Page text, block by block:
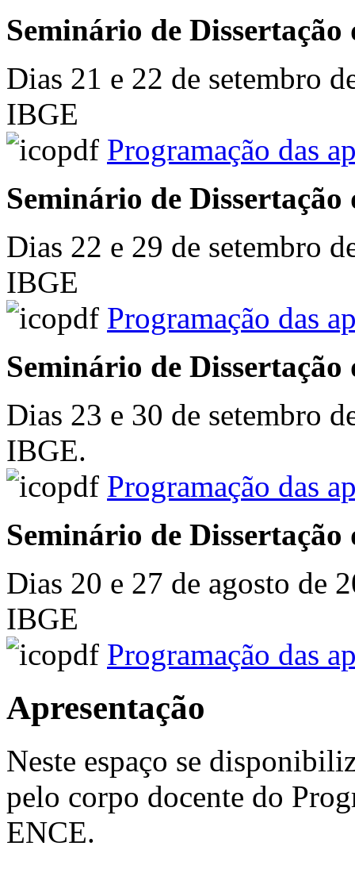
Seminário de Dissertação
Dias 21 e 22 de setembro
IBGE
Programação das
Seminário de Dissertação
Dias 22 e 29 de setembro
IBGE
Programação das
Seminário de Dissertação
Dias 23 e 30 de setembro
IBGE.
Programação das
Seminário de Dissertação
Dias 20 e 27 de agosto de
IBGE
Programação das
Apresentação
Neste espaço se
pelo corpo docente do
ENCE.